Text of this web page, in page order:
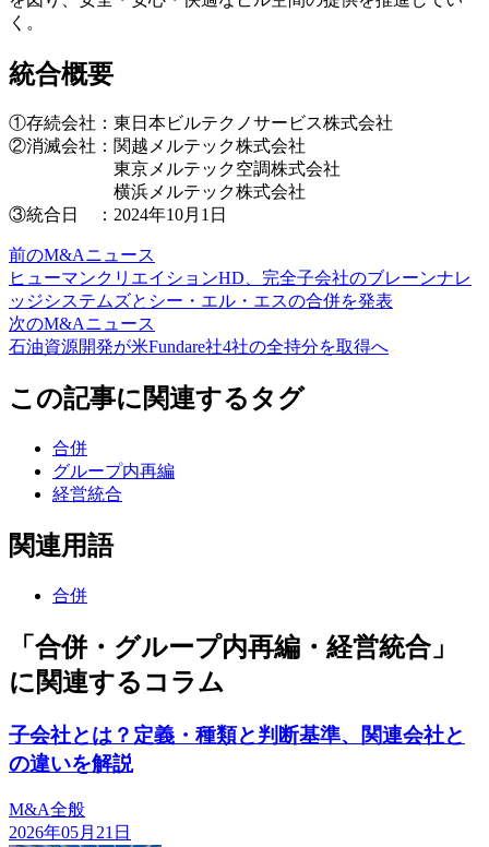
く。
統合概要
①存続会社：東日本ビルテクノサービス株式会社
②消滅会社：関越メルテック株式会社
東京メルテック空調株式会社
横浜メルテック株式会社
③統合日 ：2024年10月1日
前のM&Aニュース
ヒューマンクリエイションHD、完全子会社のブレーンナレ
ッジシステムズとシー・エル・エスの合併を発表
次のM&Aニュース
石油資源開発が米Fundare社4社の全持分を取得へ
この記事に関連するタグ
合併
グループ内再編
経営統合
関連用語
合併
「合併・グループ内再編・経営統合」
に関連するコラム
子会社とは？定義・種類と判断基準、関連会社と
の違いを解説
M&A全般
2026年05月21日